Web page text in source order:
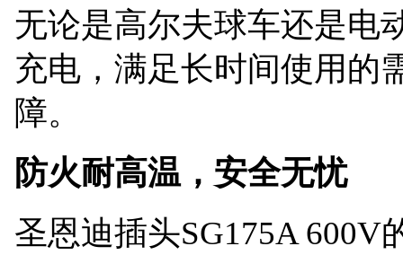
无论是高尔夫球车还是电
充电，满足长时间使用的
障。
防火耐高温，安全无忧
圣恩迪插头SG175A 600V